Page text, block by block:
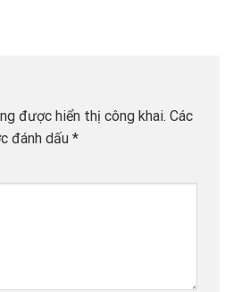
được hiển thị công khai. Các
đánh dấu *